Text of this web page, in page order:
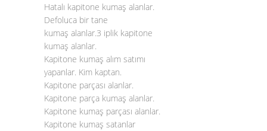
Hatalı kapitone kumaş alanlar.
Defoluca bir tane
kumaş alanlar.3 iplik kapitone
kumaş alanlar.
Kapitone kumaş alım satımı
yapanlar. Kim kaptan.
Kapitone parçası alanlar.
Kapitone parça kumaş alanlar.
Kapitone kumaş parçası alanlar.
Kapitone kumaş satanlar